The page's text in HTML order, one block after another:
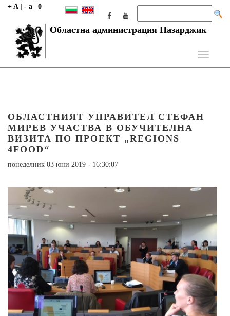
+ A - a 0
Областна администрация Пазарджик
Toggle
ОБЛАСТНИЯТ УПРАВИТЕЛ СТЕФАН
МИРЕВ УЧАСТВА В ОБУЧИТЕЛНА
ВИЗИТА ПО ПРОЕКТ „REGIONS
4FOOD“
понеделник 03 юни 2019 - 16:30:07